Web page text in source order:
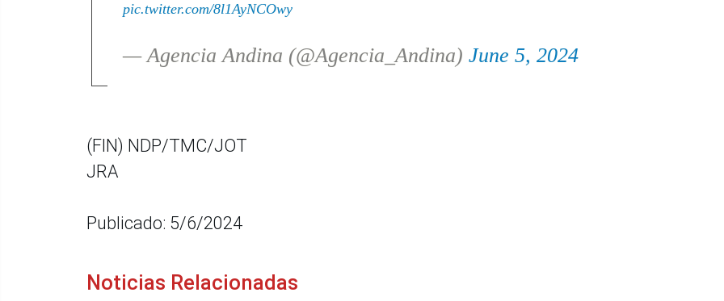
pic.twitter.com/8l1AyNCOwy
— Agencia Andina (@Agencia_Andina) June 5, 2024
(FIN) NDP/TMC/JOT
JRA
Publicado: 5/6/2024
Noticias Relacionadas